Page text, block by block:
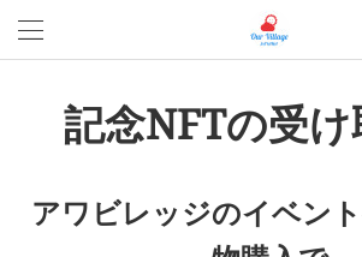
記念NFTの受
アワビレッジのイベン